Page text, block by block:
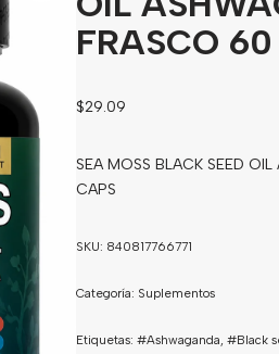
FRASCO
$29.09
SEA MOSS BLACK SEED
CAPS
SKU: 840817766771
Categoría: Suplementos
Etiquetas: #Ashwaganda #Black